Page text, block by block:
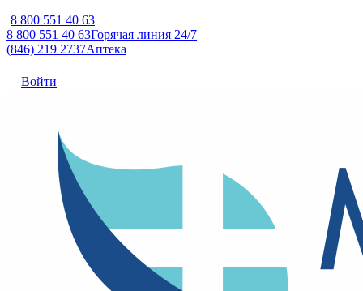
8 800 551 40 63
8 800 551 40 63Горячая линия 24/7
(846) 219 2737Аптека
Войти